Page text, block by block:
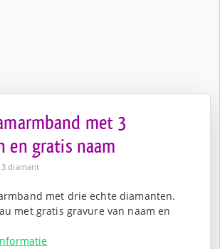
met 3
en gratis naam
diamant
met drie echte diamanten.
met gratis gravure van naam en